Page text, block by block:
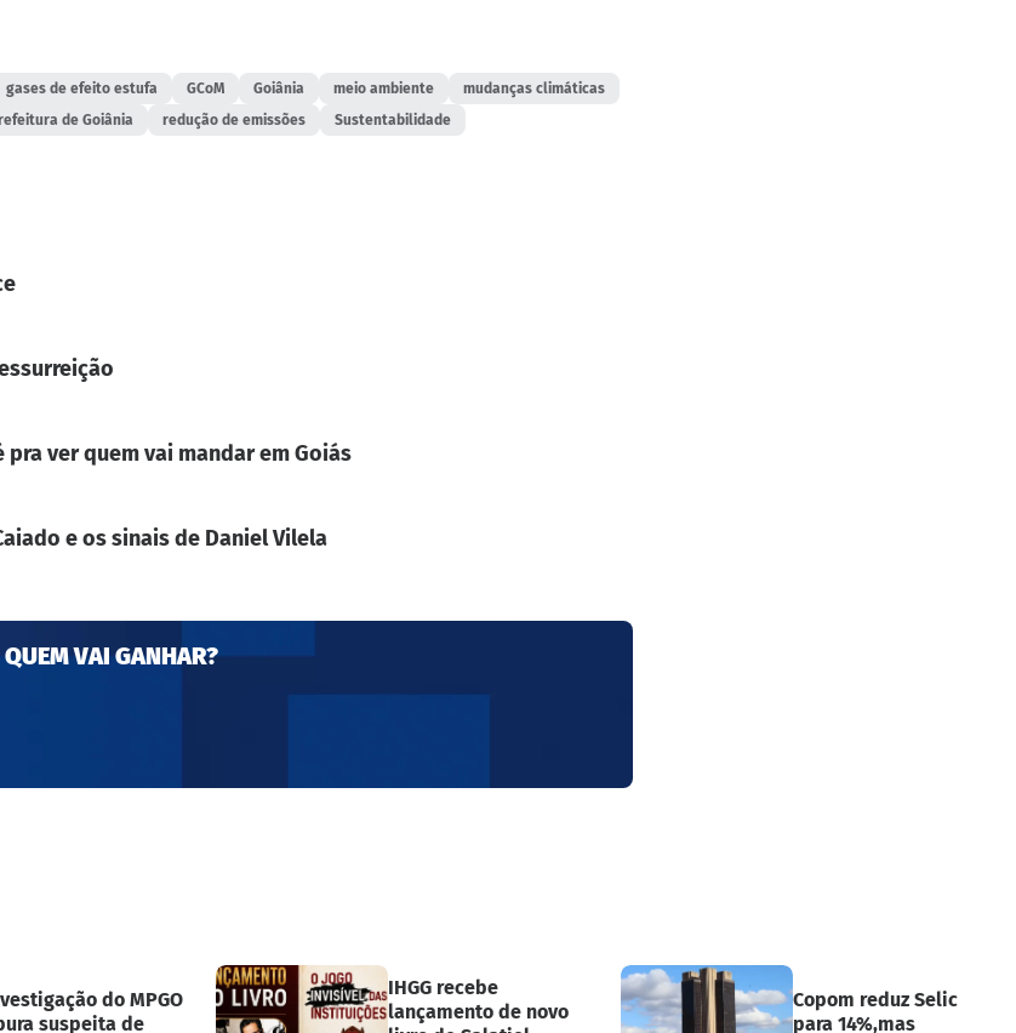
gases de efeito estufa GCoM Goiânia meio ambiente
mudanças climáticas
de Goiânia redução de emissões Sustentabilidade
ver quem vai mandar em Goiás
e os sinais de Daniel Vilela
VAI GANHAR?
do MPGO
suspeita de
IHGG recebe
lançamento de novo
Copom reduz Selic
para 14%,mas